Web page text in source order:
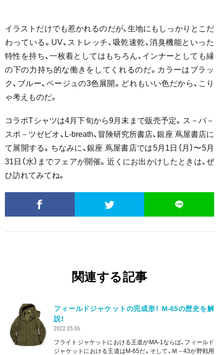
イラストだけでも惹かれるのだが、生地にもしっかりとこだ
わっている。UV、ストレッチ、吸乾速乾、消臭機能といった
特性を持ち、一枚着としてはもちろん、インナーとしても縁
の下の力持ち的な働きをしてくれるのだ。カラーはブラッ
ク、ブルー、ベージュの3色展開。どれもいい色だから、こり
ゃ考えものだ。
コラボTシャツは4月下旬から9月末まで販売予定。ス－パ－
スポ－ツゼビオ、L-breath、冒険研究所書店、銀座 蔦屋書店に
て展開する。ちなみに、銀座 蔦屋書店では5月1日（月）〜5月
31日（水）までフェアが開催。近くにお出かけしたときは、ぜ
ひ訪れてみてね。
関連する記事
フィールドジャケットの完成形！ M-65の歴史を解
説！
2022.05.06
フライトジャケットにおける王道がMA-1ならば、フィールド
ジャケットにおける王道はM-65だ。そして、Ｍ－43が野戦用